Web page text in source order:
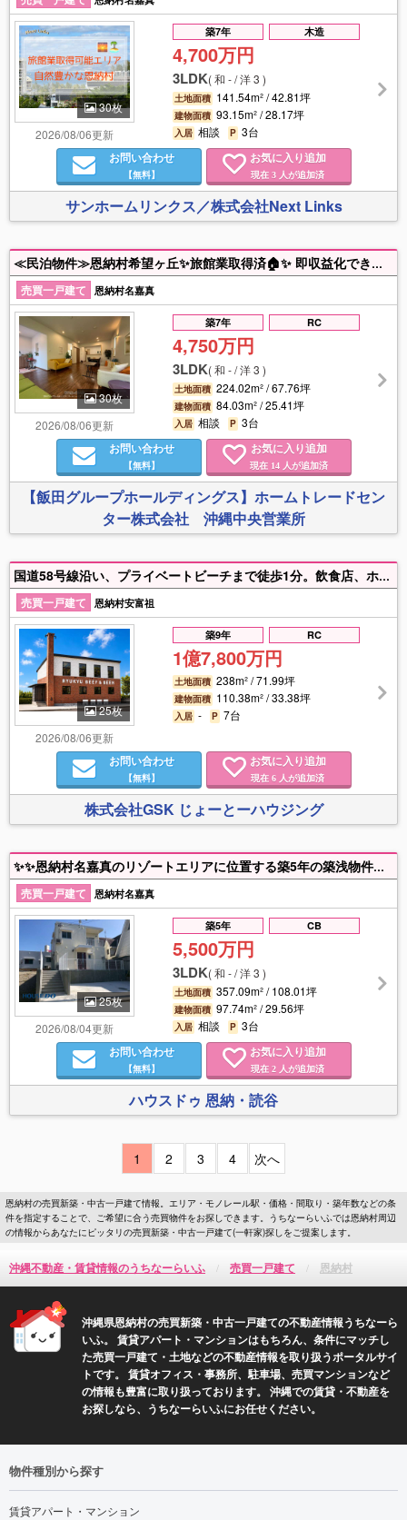
30枚
2026/08/06更新
築7年 木造
4,700万円
3LDK(和 - / 洋 3 )
土地面積 141.54m² / 42.81坪
建物面積 93.15m² / 28.17坪
入居 相談P 3台
お問い合わせ
【無料】
お気に入り追加
現在 3 人が追加済
サンホームリンクス／株式会社Next Links
≪民泊物件≫恩納村希望ヶ丘✨旅館業取得済🏠✨ 即収益化できる一棟出ました！(表面利回り9.56%) 💁‍♀️内覧ご希望の際はホームトレードセンターまでお気軽にお問い合わせください！！
売買一戸建て
恩納村名嘉真
30枚
2026/08/06更新
築7年 RC
4,750万円
3LDK(和 - / 洋 3 )
土地面積 224.02m² / 67.76坪
建物面積 84.03m² / 25.41坪
入居 相談P 3台
お問い合わせ
【無料】
お気に入り追加
現在 14人が追加済
【飯田グループホールディングス】ホームトレードセン
ター株式会社 沖縄中央営業所
国道58号線沿い、プライベートビーチまで徒歩1分。飲食店、ホテルなどに。恩納村リゾートホテル群の中心にあり集客性抜群です。
売買一戸建て
恩納村安富祖
25枚
2026/08/06更新
築9年 RC
1億7,800万円
土地面積 238m² / 71.99坪
建物面積 110.38m² / 33.38坪
入居 -P 7台
お問い合わせ
【無料】
お気に入り追加
現在 6 人が追加済
株式会社GSK じょーとーハウジング
✨✨恩納村名嘉真のリゾートエリアに位置する築5年の築浅物件。✨✨ 月28万円で賃貸中のため、購入後すぐに安定収益を確保できます。観光需要が高い立地で、利回り6.1％の堅実な投資として魅力ある一戸です🏠
売買一戸建て
恩納村名嘉真
25枚
2026/08/04更新
築5年 CB
5,500万円
3LDK(和 - / 洋 3 )
土地面積 357.09m² / 108.01坪
建物面積 97.74m² / 29.56坪
入居 相談P 3台
お問い合わせ
【無料】
お気に入り追加
現在 2 人が追加済
ハウスドゥ 恩納・読谷
1 2 3 4 次へ
恩納村の売買新築・中古一戸建て情報。エリア・モノレール駅・価格・間取り・築年数などの条
件を指定することで、ご希望に合う売買物件をお探しできます。うちなーらいふでは恩納村周辺
の情報からあなたにピッタリの売買新築・中古一戸建て(一軒家)探しをご提案します。
沖縄不動産・賃貸情報のうちなーらいふ 売買一戸建て 恩納村
沖縄県恩納村の売買新築・中古一戸建ての不動産情報うちなーら
いふ。 賃貸アパート・マンションはもちろん、条件にマッチし
た売買一戸建て・土地などの不動産情報を取り扱うポータルサイ
トです。 賃貸オフィス・事務所、駐車場、売買マンションなど
の情報も豊富に取り扱っております。 沖縄での賃貸・不動産を
お探しなら、うちなーらいふにお任せください。
物件種別から探す
賃貸アパート・マンション